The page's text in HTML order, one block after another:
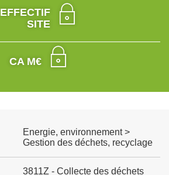
EFFECTIF
SITE
CA M€
Energie, environnement >
Gestion des déchets, recyclage
3811Z - Collecte des déchets